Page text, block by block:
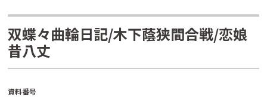
双蝶々曲輪日記/木下蔭狭間合戦/恋娘
昔八丈
資料番号